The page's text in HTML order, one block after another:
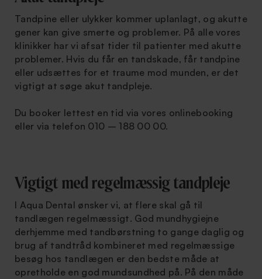
Tandpine eller ulykker kommer uplanlagt, og akutte
gener kan give smerte og problemer. På alle vores
klinikker har vi afsat tider til patienter med akutte
problemer. Hvis du får en tandskade, får tandpine
eller udsættes for et traume mod munden, er det
vigtigt at søge akut tandpleje.
Du booker lettest en tid via vores onlinebooking
eller via telefon 010 – 188 00 00.
Vigtigt med regelmæssig tandpleje
I Aqua Dental ønsker vi, at flere skal gå til
tandlægen regelmæssigt. God mundhygiejne
derhjemme med tandbørstning to gange daglig og
brug af tandtråd kombineret med regelmæssige
besøg hos tandlægen er den bedste måde at
opretholde en god mundsundhed på. På den måde